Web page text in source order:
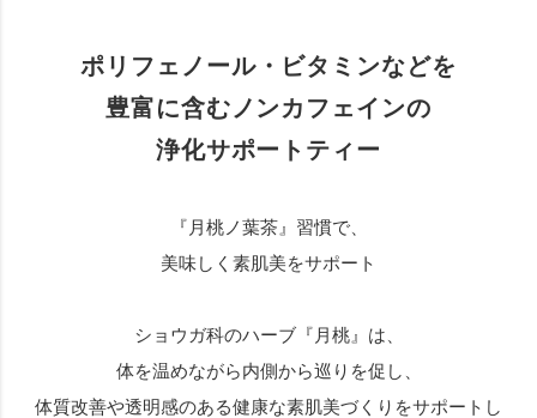
ポリフェノール・ビタミンなどを
豊富に含むノンカフェインの
浄化サポートティー
『月桃ノ葉茶』習慣で、
美味しく素肌美をサポート
ショウガ科のハーブ『月桃』は、
体を温めながら内側から巡りを促し、
体質改善や透明感のある健康な素肌美づくりをサポートし